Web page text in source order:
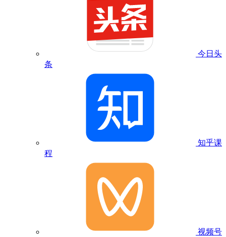
今日头
条
知乎课
程
视频号